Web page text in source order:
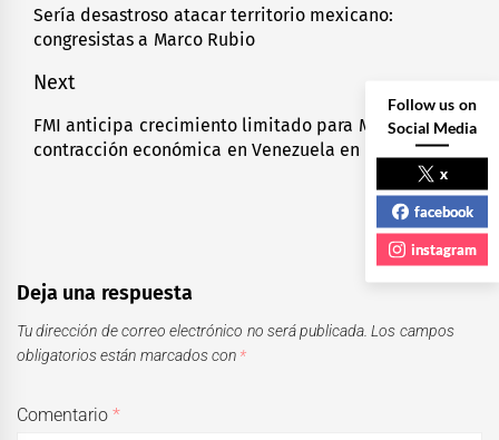
de
entradas
Previous
post:
Sería desastroso atacar territorio mexicano:
congresistas a Marco Rubio
Next
Next
post:
FMI anticipa crecimiento limitado para México y
contracción económica en Venezuela en 2026
Deja una respuesta
Tu dirección de correo electrónico no será publicada. Los campos
obligatorios están marcados con *
Comentario*
Follow us on
Social Media
x
facebook
instagram